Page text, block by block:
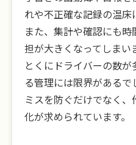
れや不正確な記録の温床
また、集計や確認にも
担が大きくなってしまい
とくにドライバーの数
る管理には限界があるで
ミスを防ぐだけでなく
化が求められています。